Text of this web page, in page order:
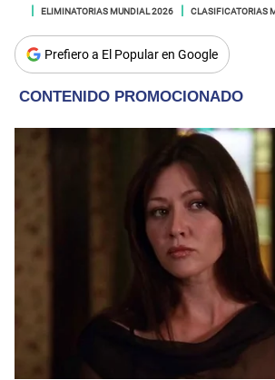
ELIMINATORIAS MUNDIAL 2026
CLASIFICATORIAS
Prefiero a El Popular en Google